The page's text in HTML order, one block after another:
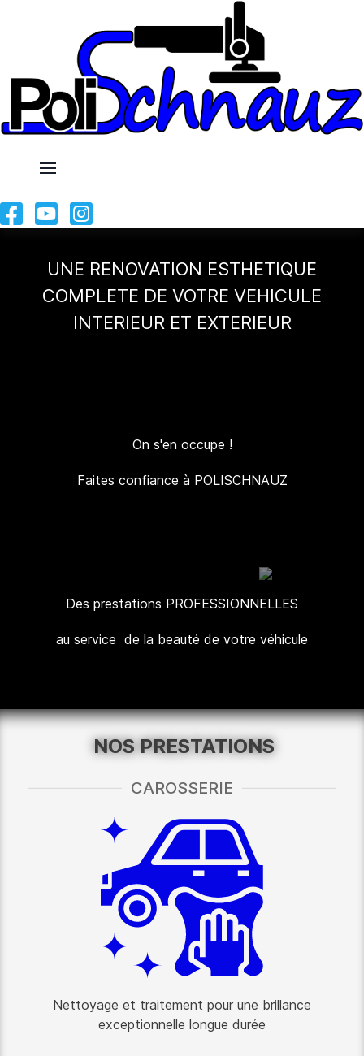
UNE RENOVATION ESTHETIQUE
COMPLETE DE VOTRE VEHICULE
INTERIEUR ET EXTERIEUR
On s'en occupe !
Faites confiance à POLISCHNAUZ
Des prestations PROFESSIONNELLES
au service de la beauté de votre véhicule
NOS PRESTATIONS
CAROSSERIE
Nettoyage et traitement pour une brillance
exceptionnelle longue durée